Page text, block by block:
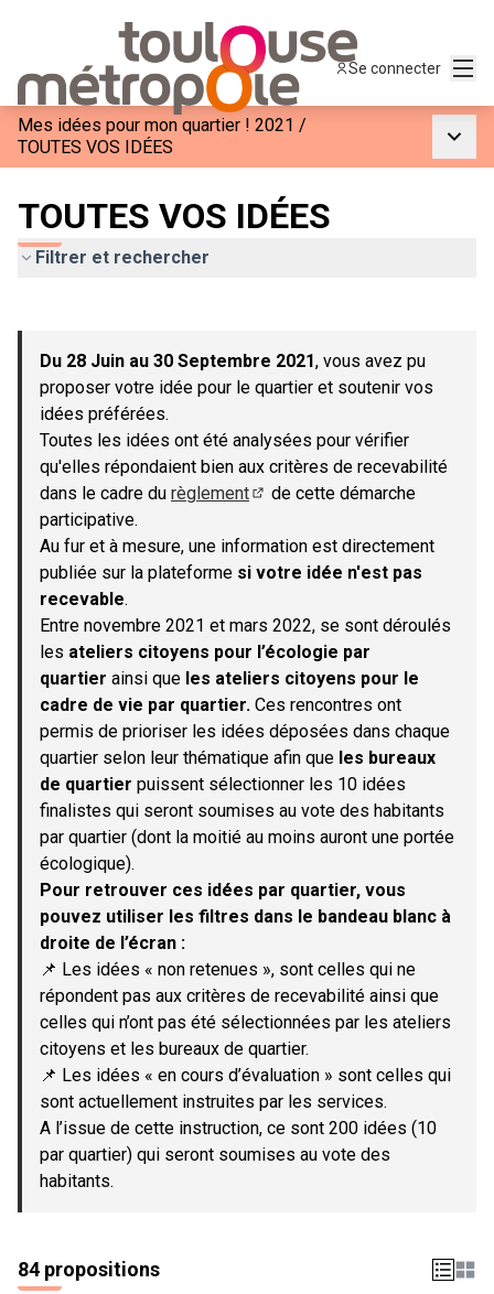
Se connecter
Mes idées pour mon quartier ! 2021 /
TOUTES VOS IDÉES
TOUTES VOS IDÉES
Filtrer et rechercher
−
Du 28 Juin au 30 Septembre 2021, vous avez pu
proposer votre idée pour le quartier et soutenir vos
idées préférées.
Toutes les idées ont été analysées pour vérifier
qu'elles répondaient bien aux critères de recevabilité
dans le cadre du règlement
de cette démarche
participative.
Au fur et à mesure, une information est directement
publiée sur la plateforme si votre idée n'est pas
recevable.
Entre novembre 2021 et mars 2022, se sont déroulés
les ateliers citoyens pour l’écologie par
quartier ainsi que les ateliers citoyens pour le
cadre de vie par quartier. Ces rencontres ont
permis de prioriser les idées déposées dans chaque
quartier selon leur thématique afin que les bureaux
de quartier puissent sélectionner les 10 idées
finalistes qui seront soumises au vote des habitants
par quartier (dont la moitié au moins auront une portée
écologique).
Pour retrouver ces idées par quartier, vous
pouvez utiliser les filtres dans le bandeau blanc à
droite de l’écran :
📌 Les idées « non retenues », sont celles qui ne
répondent pas aux critères de recevabilité ainsi que
celles qui n’ont pas été sélectionnées par les ateliers
citoyens et les bureaux de quartier.
📌 Les idées « en cours d’évaluation » sont celles qui
sont actuellement instruites par les services.
A l’issue de cette instruction, ce sont 200 idées (10
par quartier) qui seront soumises au vote des
habitants.
84 propositions